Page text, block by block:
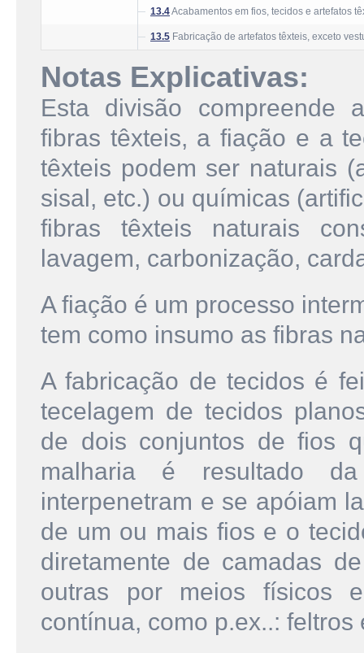
13.4Acabamentos em fios, tecidos e artefatos
13.5 Fabricação de artefatos têxteis, exceto
Notas Explicativas:
Esta divisão compreende
fibras têxteis, a fiação e a
têxteis podem ser naturais
sisal, etc.) ou químicas
fibras têxteis naturais
lavagem, carbonização,
A fiação é um processo
tem como insumo as fibras
A fabricação de tecidos é
tecelagem de tecidos
de dois conjuntos de fios
malharia é resultado
interpenetram e se apóiam
de um ou mais fios e o
diretamente de camadas
outras por meios físicos
contínua, como p.ex..: feltros